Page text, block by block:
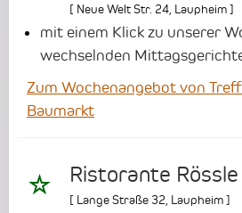
[ Neue Welt Str. 24 Laupheim]
mit einem Klick zu unserer
wechselnden
Zum Wochenangebot von
Baumarkt
Ristorante Rössle
[ Lange Straße 32 Laupheim]